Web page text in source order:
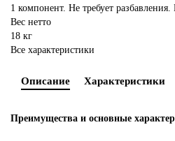
1 компонент. Не требует
Вес нетто
18 кг
Все характеристики
Описание Характеристики
Преимущества и основные